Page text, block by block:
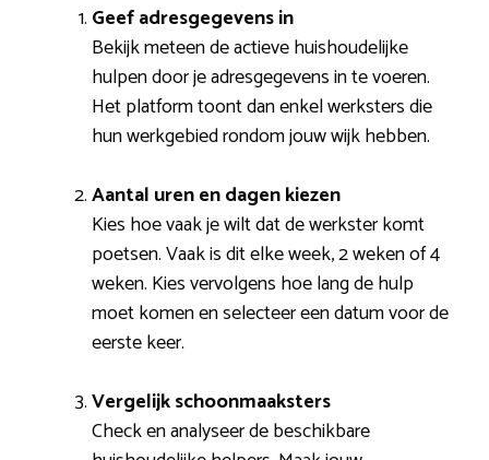
Geef adresgegevens in
Bekijk meteen de actieve huishoudelijke
hulpen door je adresgegevens in te voeren.
Het platform toont dan enkel werksters die
hun werkgebied rondom jouw wijk hebben.
Aantal uren en dagen kiezen
Kies hoe vaak je wilt dat de werkster komt
poetsen. Vaak is dit elke week, 2 weken of 4
weken. Kies vervolgens hoe lang de hulp
moet komen en selecteer een datum voor de
eerste keer.
Vergelijk schoonmaaksters
Check en analyseer de beschikbare